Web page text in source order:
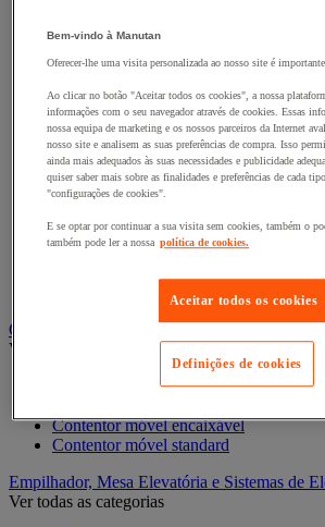
Base rolante e chassis móvel
Carro contentor
Carro de nível constante
Carro de plataformas
Carro dobrável
Carro eléctrico
Carro em fio de aço
Carro para caixas
Carros com espaldar fixo e taipal
Carros de preparação de encomendas
Serviço e Manipulação
Contentor móvel gradeado
Ver todas as categorias
Acessórios para contentor móvel
Contentor móvel encaixável
Contentor móvel standard
Empilhador, Mesa Elevatória e Sistemas de
Ver todas as categorias
Bem-vindo à Manutan
Oferecer-lhe uma visita personalizada ao nosso site é
Ao clicar no botão "Aceitar todos os cookies", a nossa
informações com o seu navegador através de cookies. Essas
nossa equipa de marketing e os nossos parceiros da Internet
nosso site e analisem as suas preferências de compra. Isso
ainda mais adequados às suas necessidades e publicidade
quiser saber mais sobre as finalidades e preferências de cada
"configurações de cookies".
E se optar por continuar a sua visita sem cookies, também o
também pode ler a nossa política de cookies.
Aceitar todos os cookies
Definições de cookies